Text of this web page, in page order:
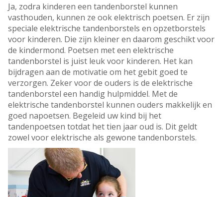
Ja, zodra kinderen een tandenborstel kunnen
vasthouden, kunnen ze ook elektrisch poetsen. Er zijn
speciale elektrische tandenborstels en opzetborstels
voor kinderen. Die zijn kleiner en daarom geschikt voor
de kindermond. Poetsen met een elektrische
tandenborstel is juist leuk voor kinderen. Het kan
bijdragen aan de motivatie om het gebit goed te
verzorgen. Zeker voor de ouders is de elektrische
tandenborstel een handig hulpmiddel. Met de
elektrische tandenborstel kunnen ouders makkelijk en
goed napoetsen. Begeleid uw kind bij het
tandenpoetsen totdat het tien jaar oud is. Dit geldt
zowel voor elektrische als gewone tandenborstels.